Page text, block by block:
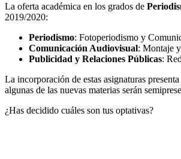
La oferta académica en los grados de
2019/2020:
Periodismo: Fotoperiodismo y
Comunicación Audiovisual: Montaje
Publicidad y Relaciones Públicas:
La incorporación de estas asignaturas
algunas de las nuevas materias serán
¿Has decidido cuáles son tus optativas?